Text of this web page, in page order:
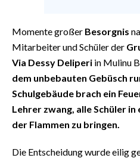
EVENTI
#CARAUNIONE
INSULARITÀ
Momente großer Besorgnis
Mitarbeiter und Schüler der
Via Dessy Deliperi in Mulinu
dem unbebauten Gebüsch
Schulgebäude brach ein
Lehrer zwang, alle Schüler
der Flammen zu bringen.
Die Entscheidung wurde eilig